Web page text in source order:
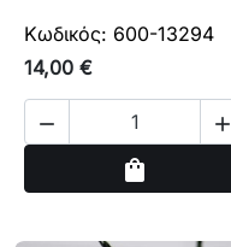
Κωδικός: 600-13294
14,00 €
 
shopping_bag